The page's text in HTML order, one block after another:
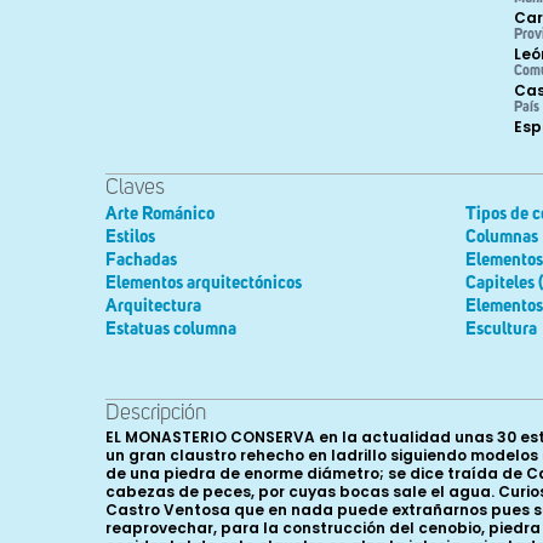
País
Claves
Arte Románico
Estilos
Fachadas
Elementos arquitectónicos
Arquitectura
Estatuas columna
Tipos de
Columnas
Capiteles
Escultura
Descripción
EL MONASTERIO CONSERVA en la actualidad unas 30 estancias o dependencias (la mayoría en ruinas) dispuestas -como es norma en los monasterios cistercienses- alrededor de un gran claustro rehecho en ladrillo siguiendo modelos góticos a mediados del siglo XVI; claustro en el que se ubicaba una fuente que alcanzó a ver Jovellanos en 1792, “con taza de una piedra de enorme diámetro; se dice traída de Castro-Ventosa. En medio una columna, encima otra taza pequeña y en ella un niño sentado cogiendo con las manos unas cabezas de peces, por cuyas bocas sale el agua. Curiosa escultura del mismo tiempo...” y que hoy podemos admirar en la Alameda de Villafranca del Bierzo. Procedencia de Castro Ventosa que en nada puede extrañarnos pues sendos privilegios de los monarcas Fernando II (1186) y Alfonso X (1210) recogidos por Mercedes Durany autorizaron a reaprovechar, para la construcción del cenobio, piedra procedente de esa ya por entonces despoblada y arruinada localidad leonesa cercana al monasterio. En la panda occidental de este claustro se alza la iglesia, orientada de este a oeste e iniciada, según fray Jerónimo de Llamas, el 17 de octubre de 1138; en la planta baja de la oriental la sacristía -comunicada directamente con la iglesia-, un pasadizo, el locutorio -locutorium o auditorium, espacio en el que el abad distribuía los trabajos cotidianos de los monjes y que se comunicaba con el huerto monástico- y la sala capitular mientras que en la superior se localiza el espacio denominado “Palacio Real” (del siglo XIII, compuesto por tres salas, una de ellas dedicada ya en época tardía a archivo); y en la planta baja de la sur el Refectorium de los monjes (como ya hemos indicado convertido ahora en sala de exposiciones), la cocina, del siglo X V II -común para monjes y conversos- y la despensa o cillería, rehechas entre los siglos XVI-XVIII. Muy poco es lo que podemos decir de su iglesia, ahora parroquial, en numerosas ocasiones ampliada y renovada, y de sus constructores, aunque se ha podido conocer el nombre de algunos de los posibles maestros o encargados de obras (magister operis) que trabajaron a lo largo del siglo XIII (1202-1283): Juan Petri (Petri de Opera, 1202), Martinus (1214), Pedro López (Petrus Lupi Magister de opera, 1217- 1219), Juan Munionis (1235), Juan Pérez (1273), Simón Juliánez (1275) y, finalmente, Juan López (1283). Únicamente conservamos una descripción de la misma antes de su definitiva destrucción, del estado en que se encontraba siglos después, en 1792, gracias a las anotaciones que el ilustrado Gaspar Melchor de Jovellanos dejó en sus Diarios después de la visita que realizó dicho año: “por el gusto de la de Val-de-Dios, aunque más pequeña... es larguísima, estrechísima, y por lo mismo parece altísima. Se piensa en obra y no se hace. Los planos, de un chapucero del país son miserables; los de D. Guillermo Casanova, más magníficos de lo que permiten las facultades del monasterio; los que hizo últimamente un arquitecto de León, fueron